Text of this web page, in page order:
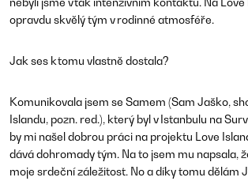
opravdu skvělý tým v rodinné atmosféře.
Jak ses k tomu vlastně dostala?
Komunikovala jsem se Samem (Sam Jaško,
Islandu, pozn. red.), který byl v Istanbulu na
by mi našel dobrou práci na projektu Love
dává dohromady tým. Na to jsem mu napsala,
moje srdeční záležitost. No a díky tomu dělám